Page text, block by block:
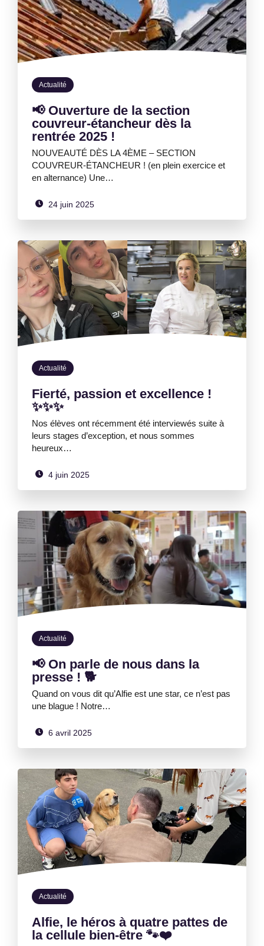
Actualité
📢 Ouverture de la section
couvreur-étancheur dès la
rentrée 2025 !
NOUVEAUTÉ DÈS LA 4ÈME – SECTION
COUVREUR-ÉTANCHEUR ! (en plein exercice et
en alternance) Une…
24 juin 2025
Actualité
Fierté, passion et excellence !
✨✨✨
Nos élèves ont récemment été interviewés suite à
leurs stages d’exception, et nous sommes
heureux…
4 juin 2025
Actualité
📢 On parle de nous dans la
presse ! 🐕
Quand on vous dit qu’Alfie est une star, ce n’est pas
une blague ! Notre…
6 avril 2025
Actualité
Alfie, le héros à quatre pattes de
la cellule bien-être 🐾❤️